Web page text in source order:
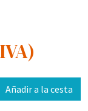
Añadir a la cesta